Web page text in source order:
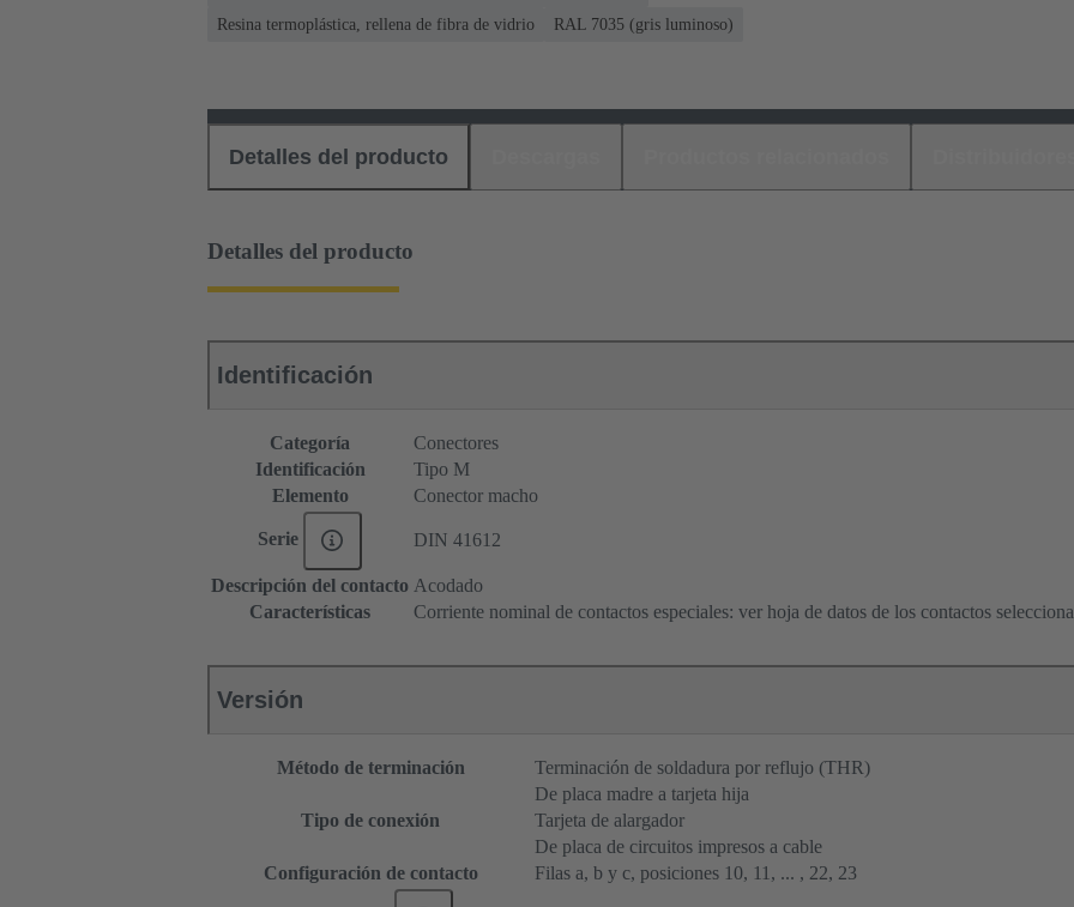
Resina termoplástica, rellena de fibra de vidrio
RAL 7035 (gris luminoso)
Detalles del producto
Detalles del producto
Identificación
Categoría
Conectores
Identificación
Tipo M
Elemento
Conector macho
Serie DIN 41612
Descripción del contacto Acodado
Características
Corriente nominal de contactos especiales: ver hoja de datos de los contactos
Versión
Método de terminación Terminación de soldadura por reflujo (THR)
Tipo de conexión
De placa madre a tarjeta hija
Tarjeta de alargador
De placa de circuitos impresos a cable
Configuración de contacto
Filas a, b y c, posiciones 10, 11, ... , 22, 23